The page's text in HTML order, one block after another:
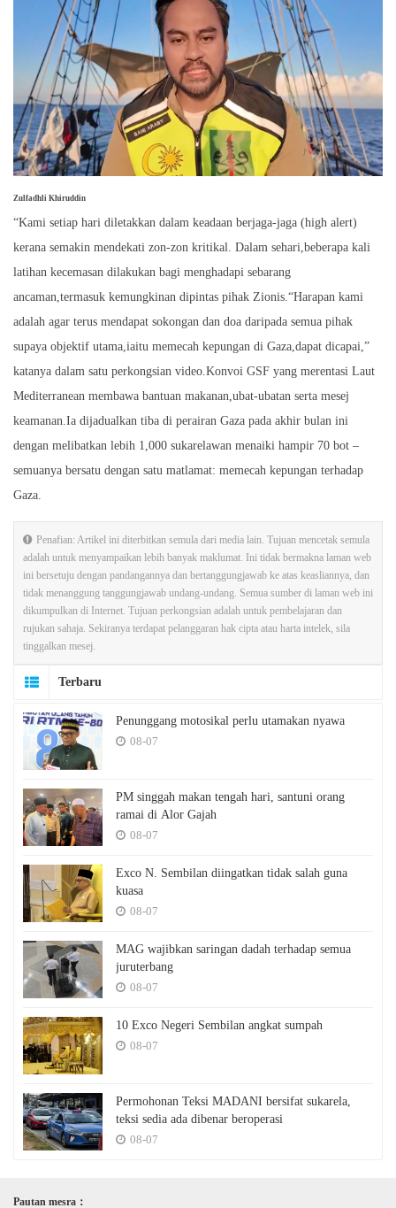
Zulfadhli Khiruddin
“Kami setiap hari diletakkan dalam keadaan berjaga-jaga (high alert)
kerana semakin mendekati zon-zon kritikal. Dalam sehari,beberapa kali
latihan kecemasan dilakukan bagi menghadapi sebarang
ancaman,termasuk kemungkinan dipintas pihak Zionis.“Harapan kami
adalah agar terus mendapat sokongan dan doa daripada semua pihak
supaya objektif utama,iaitu memecah kepungan di Gaza,dapat dicapai,”
katanya dalam satu perkongsian video.Konvoi GSF yang merentasi Laut
Mediterranean membawa bantuan makanan,ubat-ubatan serta mesej
keamanan.Ia dijadualkan tiba di perairan Gaza pada akhir bulan ini
dengan melibatkan lebih 1,000 sukarelawan menaiki hampir 70 bot –
semuanya bersatu dengan satu matlamat: memecah kepungan terhadap
Gaza.
Penafian: Artikel ini diterbitkan semula dari media lain. Tujuan mencetak semula
adalah untuk menyampaikan lebih banyak maklumat. Ini tidak bermakna laman web
ini bersetuju dengan pandangannya dan bertanggungjawab ke atas keasliannya, dan
tidak menanggung tanggungjawab undang-undang. Semua sumber di laman web ini
dikumpulkan di Internet. Tujuan perkongsian adalah untuk pembelajaran dan
rujukan sahaja. Sekiranya terdapat pelanggaran hak cipta atau harta intelek, sila
tinggalkan mesej.
Terbaru
Penunggang motosikal perlu utamakan nyawa
08-07
PM singgah makan tengah hari, santuni orang
ramai di Alor Gajah
08-07
Exco N. Sembilan diingatkan tidak salah guna
kuasa
08-07
MAG wajibkan saringan dadah terhadap semua
juruterbang
08-07
10 Exco Negeri Sembilan angkat sumpah
08-07
Permohonan Teksi MADANI bersifat sukarela,
teksi sedia ada dibenar beroperasi
08-07
Pautan mesra：